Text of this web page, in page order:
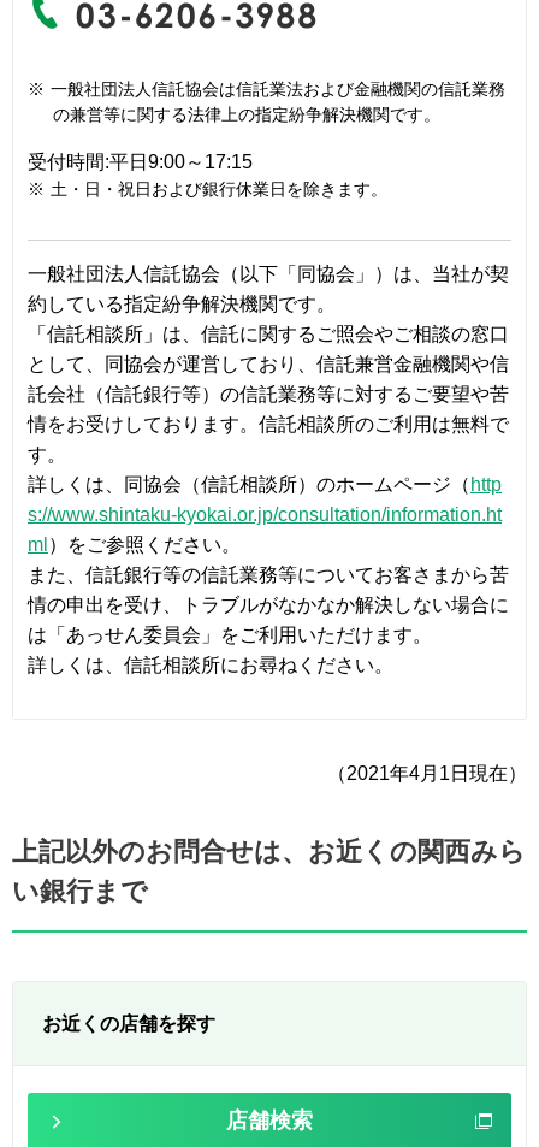
※ 一般社団法人信託協会は信託業法および金融機関の信託業務
の兼営等に関する法律上の指定紛争解決機関です。
受付時間:平日9:00～17:15
※ 土・日・祝日および銀行休業日を除きます。
一般社団法人信託協会（以下「同協会」）は、当社が契
約している指定紛争解決機関です。
「信託相談所」は、信託に関するご照会やご相談の窓口
として、同協会が運営しており、信託兼営金融機関や信
託会社（信託銀行等）の信託業務等に対するご要望や苦
情をお受けしております。信託相談所のご利用は無料で
す。
詳しくは、同協会（信託相談所）のホームページ（ http
s://www.shintaku-kyokai.or.jp/consultation/information.ht
ml ）をご参照ください。
また、信託銀行等の信託業務等についてお客さまから苦
情の申出を受け、トラブルがなかなか解決しない場合に
は「あっせん委員会」をご利用いただけます。
詳しくは、信託相談所にお尋ねください。
（2021年4月1日現在）
上記以外のお問合せは、お近くの関西みら
い銀行まで
お近くの店舗を探す
店舗検索